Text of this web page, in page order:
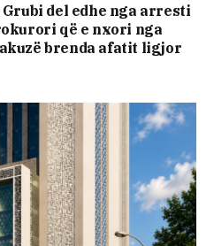
del edhe nga arresti
që e nxori nga
brenda afatit ligjor